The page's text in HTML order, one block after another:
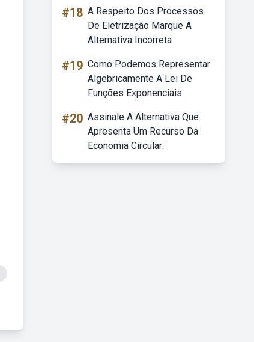
#18 A Respeito Dos Processos
De Eletrização Marque A
Alternativa Incorreta
#19 Como Podemos Representar
Algebricamente A Lei De
Funções Exponenciais
#20 Assinale A Alternativa Que
Apresenta Um Recurso Da
Economia Circular: